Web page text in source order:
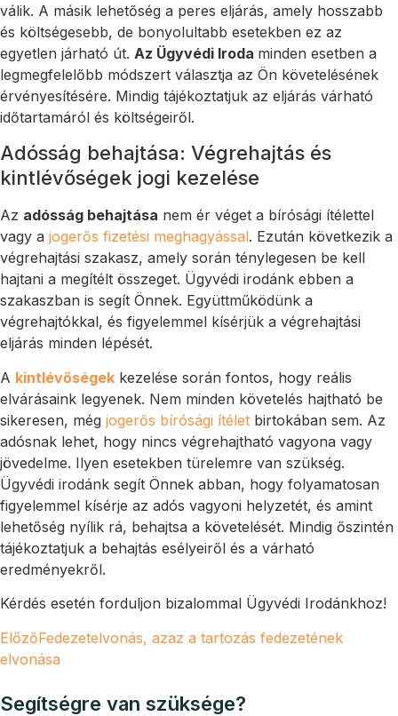
válik. A másik lehetőség a peres eljárás, amely hosszabb
és költségesebb, de bonyolultabb esetekben ez az
egyetlen járható út. Az Ügyvédi Iroda minden esetben a
legmegfelelőbb módszert választja az Ön követelésének
érvényesítésére. Mindig tájékoztatjuk az eljárás várható
időtartamáról és költségeiről.
Adósság behajtása: Végrehajtás és
kintlévőségek jogi kezelése
Az adósság behajtása nem ér véget a bírósági ítélettel
vagy a jogerős fizetési meghagyással. Ezután következik a
végrehajtási szakasz, amely során ténylegesen be kell
hajtani a megítélt összeget. Ügyvédi irodánk ebben a
szakaszban is segít Önnek. Együttműködünk a
végrehajtókkal, és figyelemmel kísérjük a végrehajtási
eljárás minden lépését.
A kintlévőségek kezelése során fontos, hogy reális
elvárásaink legyenek. Nem minden követelés hajtható be
sikeresen, még jogerős bírósági ítélet birtokában sem. Az
adósnak lehet, hogy nincs végrehajtható vagyona vagy
jövedelme. Ilyen esetekben türelemre van szükség.
Ügyvédi irodánk segít Önnek abban, hogy folyamatosan
figyelemmel kísérje az adós vagyoni helyzetét, és amint
lehetőség nyílik rá, behajtsa a követelését. Mindig őszintén
tájékoztatjuk a behajtás esélyeiről és a várható
eredményekről.
Kérdés esetén forduljon bizalommal Ügyvédi Irodánkhoz!
ElőzőFedezetelvonás, azaz a tartozás fedezetének
elvonása
Segítségre van szüksége?